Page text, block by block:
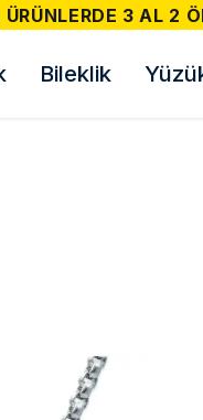
3 AL 2
Bileklik